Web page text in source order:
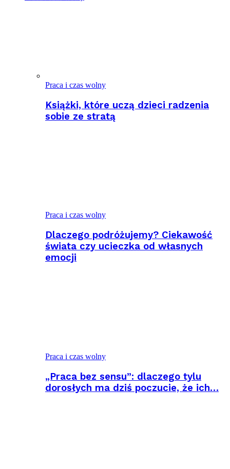
Praca i czas wolny
Książki, które uczą dzieci radzenia
sobie ze stratą
Praca i czas wolny
Dlaczego podróżujemy? Ciekawość
świata czy ucieczka od własnych
emocji
Praca i czas wolny
„Praca bez sensu”: dlaczego tylu
dorosłych ma dziś poczucie, że ich…